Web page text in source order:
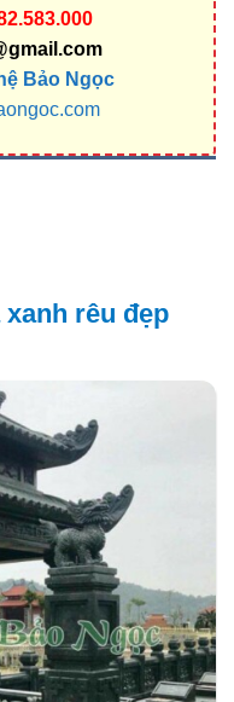
Bảo Ngọc
rêu đẹp